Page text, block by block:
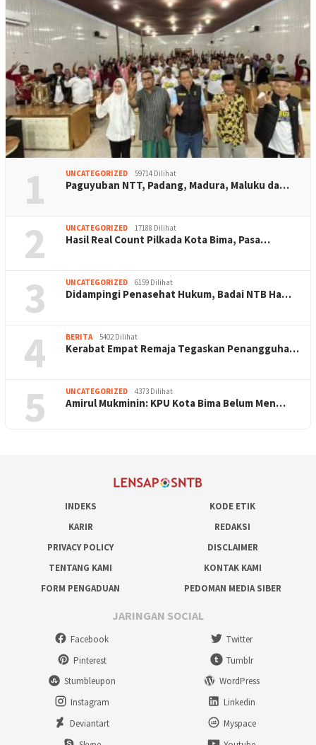
1 UNCATEGORIZED 59714 Dilihat
Paguyuban NTT, Padang, Madura, Maluku da…
2 UNCATEGORIZED 17188 Dilihat
Hasil Real Count Pilkada Kota Bima, Pasa…
3 UNCATEGORIZED 6159 Dilihat
Didampingi Penasehat Hukum, Badai NTB Ha…
4 BERITA 5402 Dilihat
Kerabat Empat Remaja Tegaskan Penangguha…
5 UNCATEGORIZED 4373 Dilihat
Amirul Mukminin: KPU Kota Bima Belum Men…
INDEKS
KODE ETIK
KARIR
REDAKSI
PRIVACY POLICY
DISCLAIMER
TENTANG KAMI
KONTAK KAMI
FORM PENGADUAN
PEDOMAN MEDIA SIBER
JARINGAN SOCIAL
Facebook
Twitter
Pinterest
Tumblr
Stumbleupon
WordPress
Instagram
Linkedin
Deviantart
Myspace